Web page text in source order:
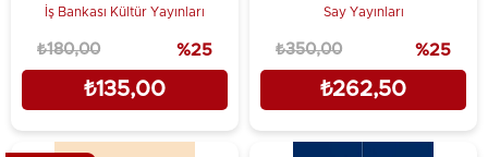
İş Bankası Kültür Yayınları
₺135,00
₺180,00 %25
Say Yayınları
₺262,50
₺350,00 %25